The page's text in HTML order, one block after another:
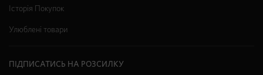
Історія Покупок
Улюблені товари
ПІДПИСАТИСЬ НА РОЗСИЛКУ